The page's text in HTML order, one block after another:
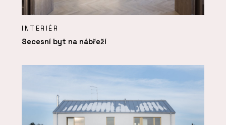
INTERIÉR
Secesní byt na nábřeží